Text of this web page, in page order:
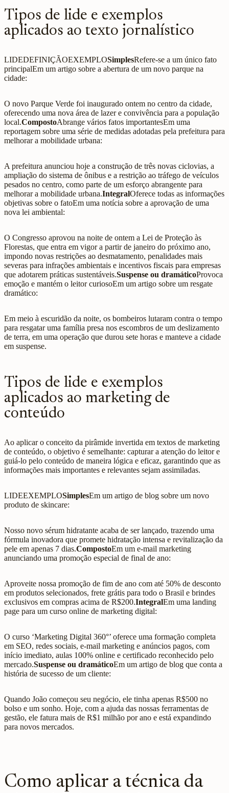
Tipos de lide e exemplos
aplicados ao texto jornalístico
LIDEDEFINIÇÃOEXEMPLOSimplesRefere-se a um único fato
principalEm um artigo sobre a abertura de um novo parque na
cidade:
O novo Parque Verde foi inaugurado ontem no centro da cidade,
oferecendo uma nova área de lazer e convivência para a população
local.CompostoAbrange vários fatos importantesEm uma
reportagem sobre uma série de medidas adotadas pela prefeitura para
melhorar a mobilidade urbana:
A prefeitura anunciou hoje a construção de três novas ciclovias, a
ampliação do sistema de ônibus e a restrição ao tráfego de veículos
pesados no centro, como parte de um esforço abrangente para
melhorar a mobilidade urbana.IntegralOferece todas as informações
objetivas sobre o fatoEm uma notícia sobre a aprovação de uma
nova lei ambiental:
O Congresso aprovou na noite de ontem a Lei de Proteção às
Florestas, que entra em vigor a partir de janeiro do próximo ano,
impondo novas restrições ao desmatamento, penalidades mais
severas para infrações ambientais e incentivos fiscais para empresas
que adotarem práticas sustentáveis.Suspense ou dramáticoProvoca
emoção e mantém o leitor curiosoEm um artigo sobre um resgate
dramático:
Em meio à escuridão da noite, os bombeiros lutaram contra o tempo
para resgatar uma família presa nos escombros de um deslizamento
de terra, em uma operação que durou sete horas e manteve a cidade
em suspense.
Tipos de lide e exemplos
aplicados ao marketing de
conteúdo
Ao aplicar o conceito da pirâmide invertida em textos de marketing
de conteúdo, o objetivo é semelhante: capturar a atenção do leitor e
guiá-lo pelo conteúdo de maneira lógica e eficaz, garantindo que as
informações mais importantes e relevantes sejam assimiladas.
LIDEEXEMPLOSimplesEm um artigo de blog sobre um novo
produto de skincare:
Nosso novo sérum hidratante acaba de ser lançado, trazendo uma
fórmula inovadora que promete hidratação intensa e revitalização da
pele em apenas 7 dias.CompostoEm um e-mail marketing
anunciando uma promoção especial de final de ano:
Aproveite nossa promoção de fim de ano com até 50% de desconto
em produtos selecionados, frete grátis para todo o Brasil e brindes
exclusivos em compras acima de R$200.IntegralEm uma landing
page para um curso online de marketing digital:
O curso ‘Marketing Digital 360°’ oferece uma formação completa
em SEO, redes sociais, e-mail marketing e anúncios pagos, com
início imediato, aulas 100% online e certificado reconhecido pelo
mercado.Suspense ou dramáticoEm um artigo de blog que conta a
história de sucesso de um cliente:
Quando João começou seu negócio, ele tinha apenas R$500 no
bolso e um sonho. Hoje, com a ajuda das nossas ferramentas de
gestão, ele fatura mais de R$1 milhão por ano e está expandindo
para novos mercados.
Como aplicar a técnica da